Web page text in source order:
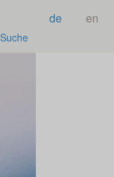
de en
Suche